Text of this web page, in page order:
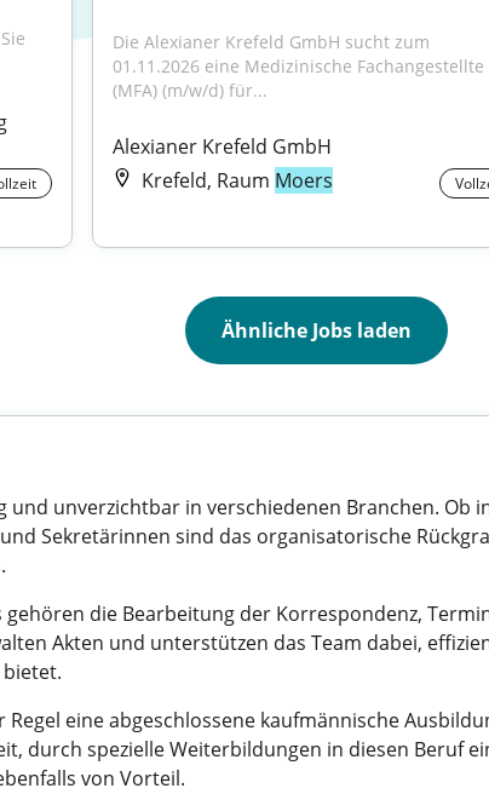
Die Alexianer Krefeld GmbH sucht zum
01.11.2026 eine Medizinische Fachangestellte
(MFA) (m/w/d) für...
Alexianer Krefeld GmbH
Krefeld, Raum Moers
Ähnliche Jobs laden
und unverzichtbar in verschiedenen Branchen.
Sekretärinnen sind das organisatorische
die Bearbeitung der Korrespondenz,
Akten und unterstützen das Team dabei,
eine abgeschlossene kaufmännische
durch spezielle Weiterbildungen in diesen Beruf
von Vorteil.